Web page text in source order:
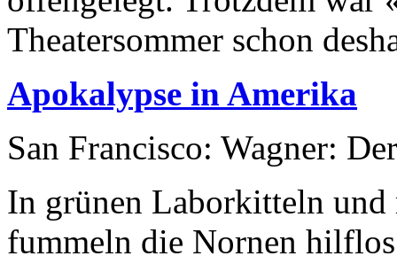
Theatersommer schon
Apokalypse in Amerika
San Francisco: Wagner:
In grünen Laborkitteln
fummeln die Nornen